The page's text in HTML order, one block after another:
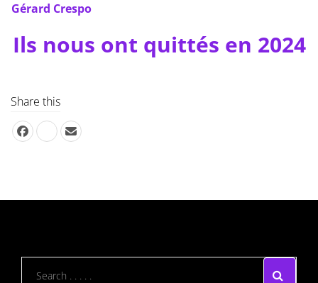
Gérard Crespo
Ils nous ont quittés en 2024
Share this